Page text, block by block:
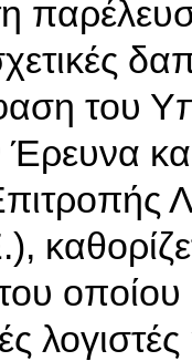
του
Έρευνα
οποίου
λογιστές